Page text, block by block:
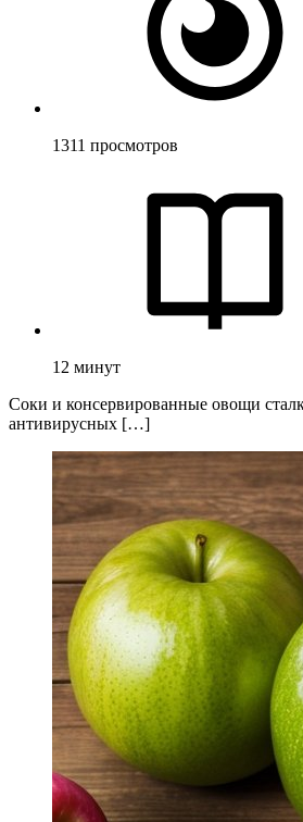
1311 просмотров
12 минут
Соки и консервированные овощи
антивирусных […]